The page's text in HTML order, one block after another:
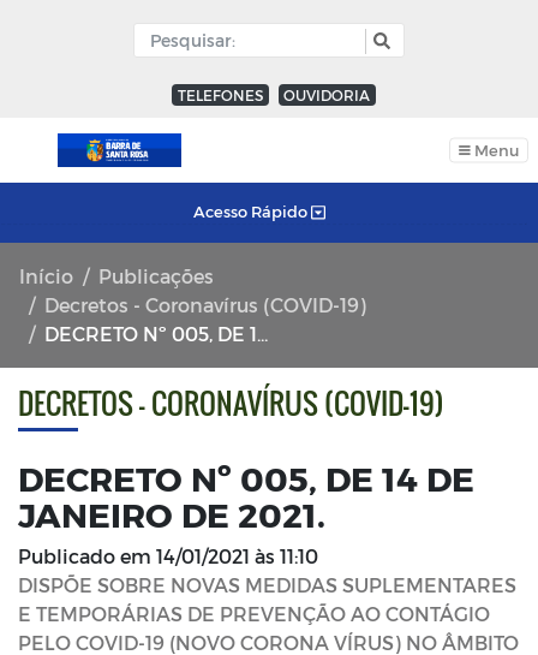
TELEFONES OUVIDORIA
Menu
Acesso Rápido
Início
Publicações
Decretos - Coronavírus (COVID-19)
DECRETO Nº 005, DE 14 DE JANEIRO DE 2021.
DECRETOS - CORONAVÍRUS (COVID-19)
DECRETO Nº 005, DE 14 DE
JANEIRO DE 2021.
Publicado em 14/01/2021 às 11:10
DISPÕE SOBRE NOVAS MEDIDAS SUPLEMENTARES
E TEMPORÁRIAS DE PREVENÇÃO AO CONTÁGIO
PELO COVID-19 (NOVO CORONA VÍRUS) NO ÂMBITO